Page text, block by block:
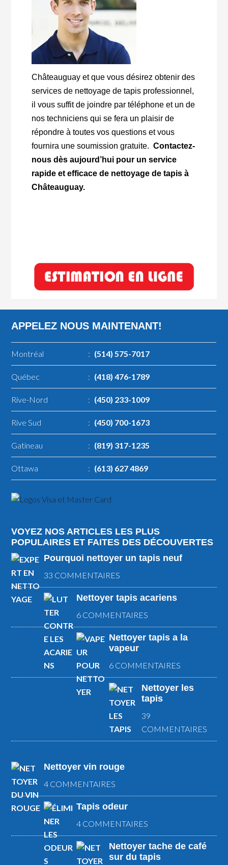
Châteauguay et que vous désirez obtenir des
services de nettoyage de tapis professionnel,
il vous suffit de joindre par téléphone et un de
nos techniciens qui se fera un plaisir de
répondre à toutes vos questions et vous
fournira une soumission gratuite.Contactez-
nous dès aujourd’hui pour un service
rapide et efficace de nettoyage de tapis à
Châteauguay.
APPELEZ NOUS MAINTENANT!
Montréal : (514) 575-7017
Québec : (418) 476-1789
Rive-Nord : (450) 233-1009
Rive Sud : (450) 700-1673
Gatineau : (819) 317-1235
Ottawa : (613) 627 4869
VOYEZ NOS ARTICLES LES PLUS
POPULAIRES ET FAITES DES DÉCOUVERTES
Pourquoi nettoyer un tapis neuf
33 COMMENTAIRES
Nettoyer tapis acariens
6 COMMENTAIRES
Nettoyer tapis a la
vapeur
6 COMMENTAIRES
Nettoyer les
tapis
39
COMMENTAIRES
Nettoyer vin rouge
4 COMMENTAIRES
Tapis odeur
4 COMMENTAIRES
Nettoyer tache de café
sur du tapis